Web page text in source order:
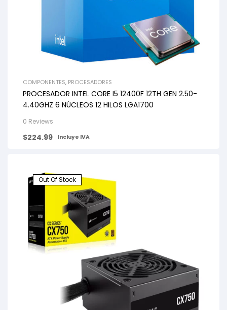
COMPONENTES, PROCESADORES
PROCESADOR INTEL CORE I5 12400F 12TH GEN 2.50-
4.40GHZ 6 NÚCLEOS 12 HILOS LGA1700
0 Reviews
$224.99 Incluye IVA
Out Of Stock